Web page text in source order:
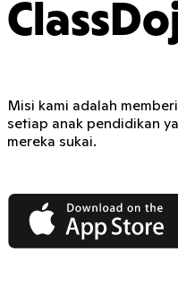
Misi kami adalah
setiap anak pendidikan
mereka sukai.
App Store